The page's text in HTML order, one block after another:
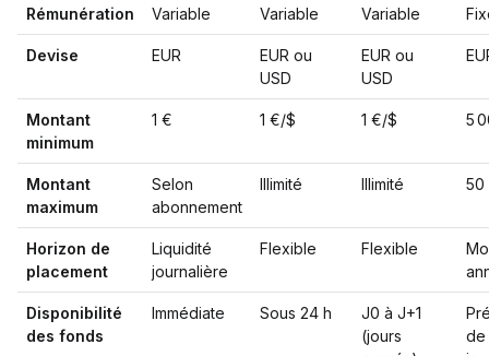
Rémunération Variable Variable Variable
Devise EUR
EUR ou
USD
EUR ou
USD
Montant
minimum
1 € 1 €/$ 1 €/$ 5
Montant
maximum
Selon
abonnement
Illimité Illimité 50
Horizon de
placement
Liquidité
journalière
Flexible Flexible
Disponibilité
des fonds
Immédiate Sous 24 h
J0 à J+1
(jours
de